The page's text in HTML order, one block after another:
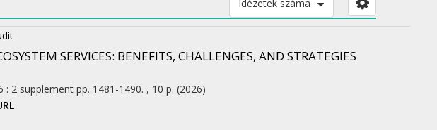
Idézetek száma
SERVICES: BENEFITS, CHALLENGES, AND STRATEGIES
: 2 supplement pp. 1481-1490. , 10 p. (2026)